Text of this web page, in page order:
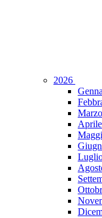
2026
Marzo
Aprile